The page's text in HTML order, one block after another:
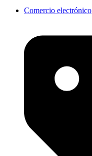
Comercio electrónico